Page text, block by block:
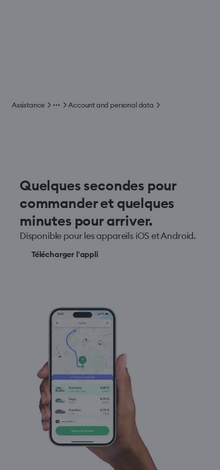
Assistance Account and personal data
Quelques secondes pour
commander et quelques
minutes pour arriver.
Disponible pour les appareils iOS et Android.
Télécharger l'appli